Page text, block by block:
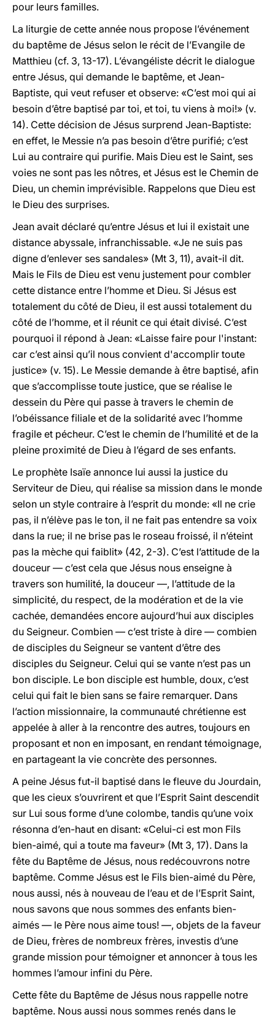
pour leurs familles.
La liturgie de cette année nous propose l’événement
du baptême de Jésus selon le récit de l’Evangile de
Matthieu (cf. 3, 13-17). L’évangéliste décrit le dialogue
entre Jésus, qui demande le baptême, et Jean-
Baptiste, qui veut refuser et observe: «C’est moi qui ai
besoin d’être baptisé par toi, et toi, tu viens à moi!» (v.
14). Cette décision de Jésus surprend Jean-Baptiste:
en effet, le Messie n’a pas besoin d’être purifié; c’est
Lui au contraire qui purifie. Mais Dieu est le Saint, ses
voies ne sont pas les nôtres, et Jésus est le Chemin de
Dieu, un chemin imprévisible. Rappelons que Dieu est
le Dieu des surprises.
Jean avait déclaré qu’entre Jésus et lui il existait une
distance abyssale, infranchissable. «Je ne suis pas
digne d’enlever ses sandales» (Mt 3, 11), avait-il dit.
Mais le Fils de Dieu est venu justement pour combler
cette distance entre l’homme et Dieu. Si Jésus est
totalement du côté de Dieu, il est aussi totalement du
côté de l’homme, et il réunit ce qui était divisé. C’est
pourquoi il répond à Jean: «Laisse faire pour l'instant:
car c’est ainsi qu’il nous convient d'accomplir toute
justice» (v. 15). Le Messie demande à être baptisé, afin
que s’accomplisse toute justice, que se réalise le
dessein du Père qui passe à travers le chemin de
l’obéissance filiale et de la solidarité avec l’homme
fragile et pécheur. C’est le chemin de l’humilité et de la
pleine proximité de Dieu à l’égard de ses enfants.
Le prophète Isaïe annonce lui aussi la justice du
Serviteur de Dieu, qui réalise sa mission dans le monde
selon un style contraire à l’esprit du monde: «Il ne crie
pas, il n’élève pas le ton, il ne fait pas entendre sa voix
dans la rue; il ne brise pas le roseau froissé, il n’éteint
pas la mèche qui faiblit» (42, 2-3). C’est l’attitude de la
douceur — c’est cela que Jésus nous enseigne à
travers son humilité, la douceur —, l’attitude de la
simplicité, du respect, de la modération et de la vie
cachée, demandées encore aujourd’hui aux disciples
du Seigneur. Combien — c’est triste à dire — combien
de disciples du Seigneur se vantent d’être des
disciples du Seigneur. Celui qui se vante n’est pas un
bon disciple. Le bon disciple est humble, doux, c’est
celui qui fait le bien sans se faire remarquer. Dans
l’action missionnaire, la communauté chrétienne est
appelée à aller à la rencontre des autres, toujours en
proposant et non en imposant, en rendant témoignage,
en partageant la vie concrète des personnes.
A peine Jésus fut-il baptisé dans le fleuve du Jourdain,
que les cieux s’ouvrirent et que l’Esprit Saint descendit
sur Lui sous forme d’une colombe, tandis qu’une voix
résonna d’en-haut en disant: «Celui-ci est mon Fils
bien-aimé, qui a toute ma faveur» (Mt 3, 17). Dans la
fête du Baptême de Jésus, nous redécouvrons notre
baptême. Comme Jésus est le Fils bien-aimé du Père,
nous aussi, nés à nouveau de l’eau et de l’Esprit Saint,
nous savons que nous sommes des enfants bien-
aimés — le Père nous aime tous! —, objets de la faveur
de Dieu, frères de nombreux frères, investis d’une
grande mission pour témoigner et annoncer à tous les
hommes l’amour infini du Père.
Cette fête du Baptême de Jésus nous rappelle notre
baptême. Nous aussi nous sommes renés dans le